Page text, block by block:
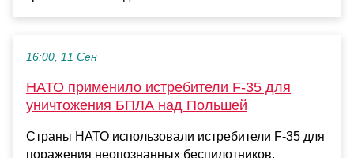
16:00, 11 Сен
НАТО применило истребители F-35 для
уничтожения БПЛА над Польшей
Страны НАТО использовали истребители F-35 для
поражения неопознанных беспилотников,